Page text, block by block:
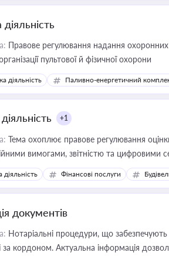
Правове регулювання надання охоронних
пультової й фізичної охорони
діяльність Паливно-енергетичний
+1
Тема охоплює правове регулювання
вимогами, звітністю та цифровими
у цій сфері корисне для власника
оренди державного майна, корпоративних
діяльність Фінансові послуги
документів
Нотаріальні процедури, що
за кордоном. Актуальна інформація